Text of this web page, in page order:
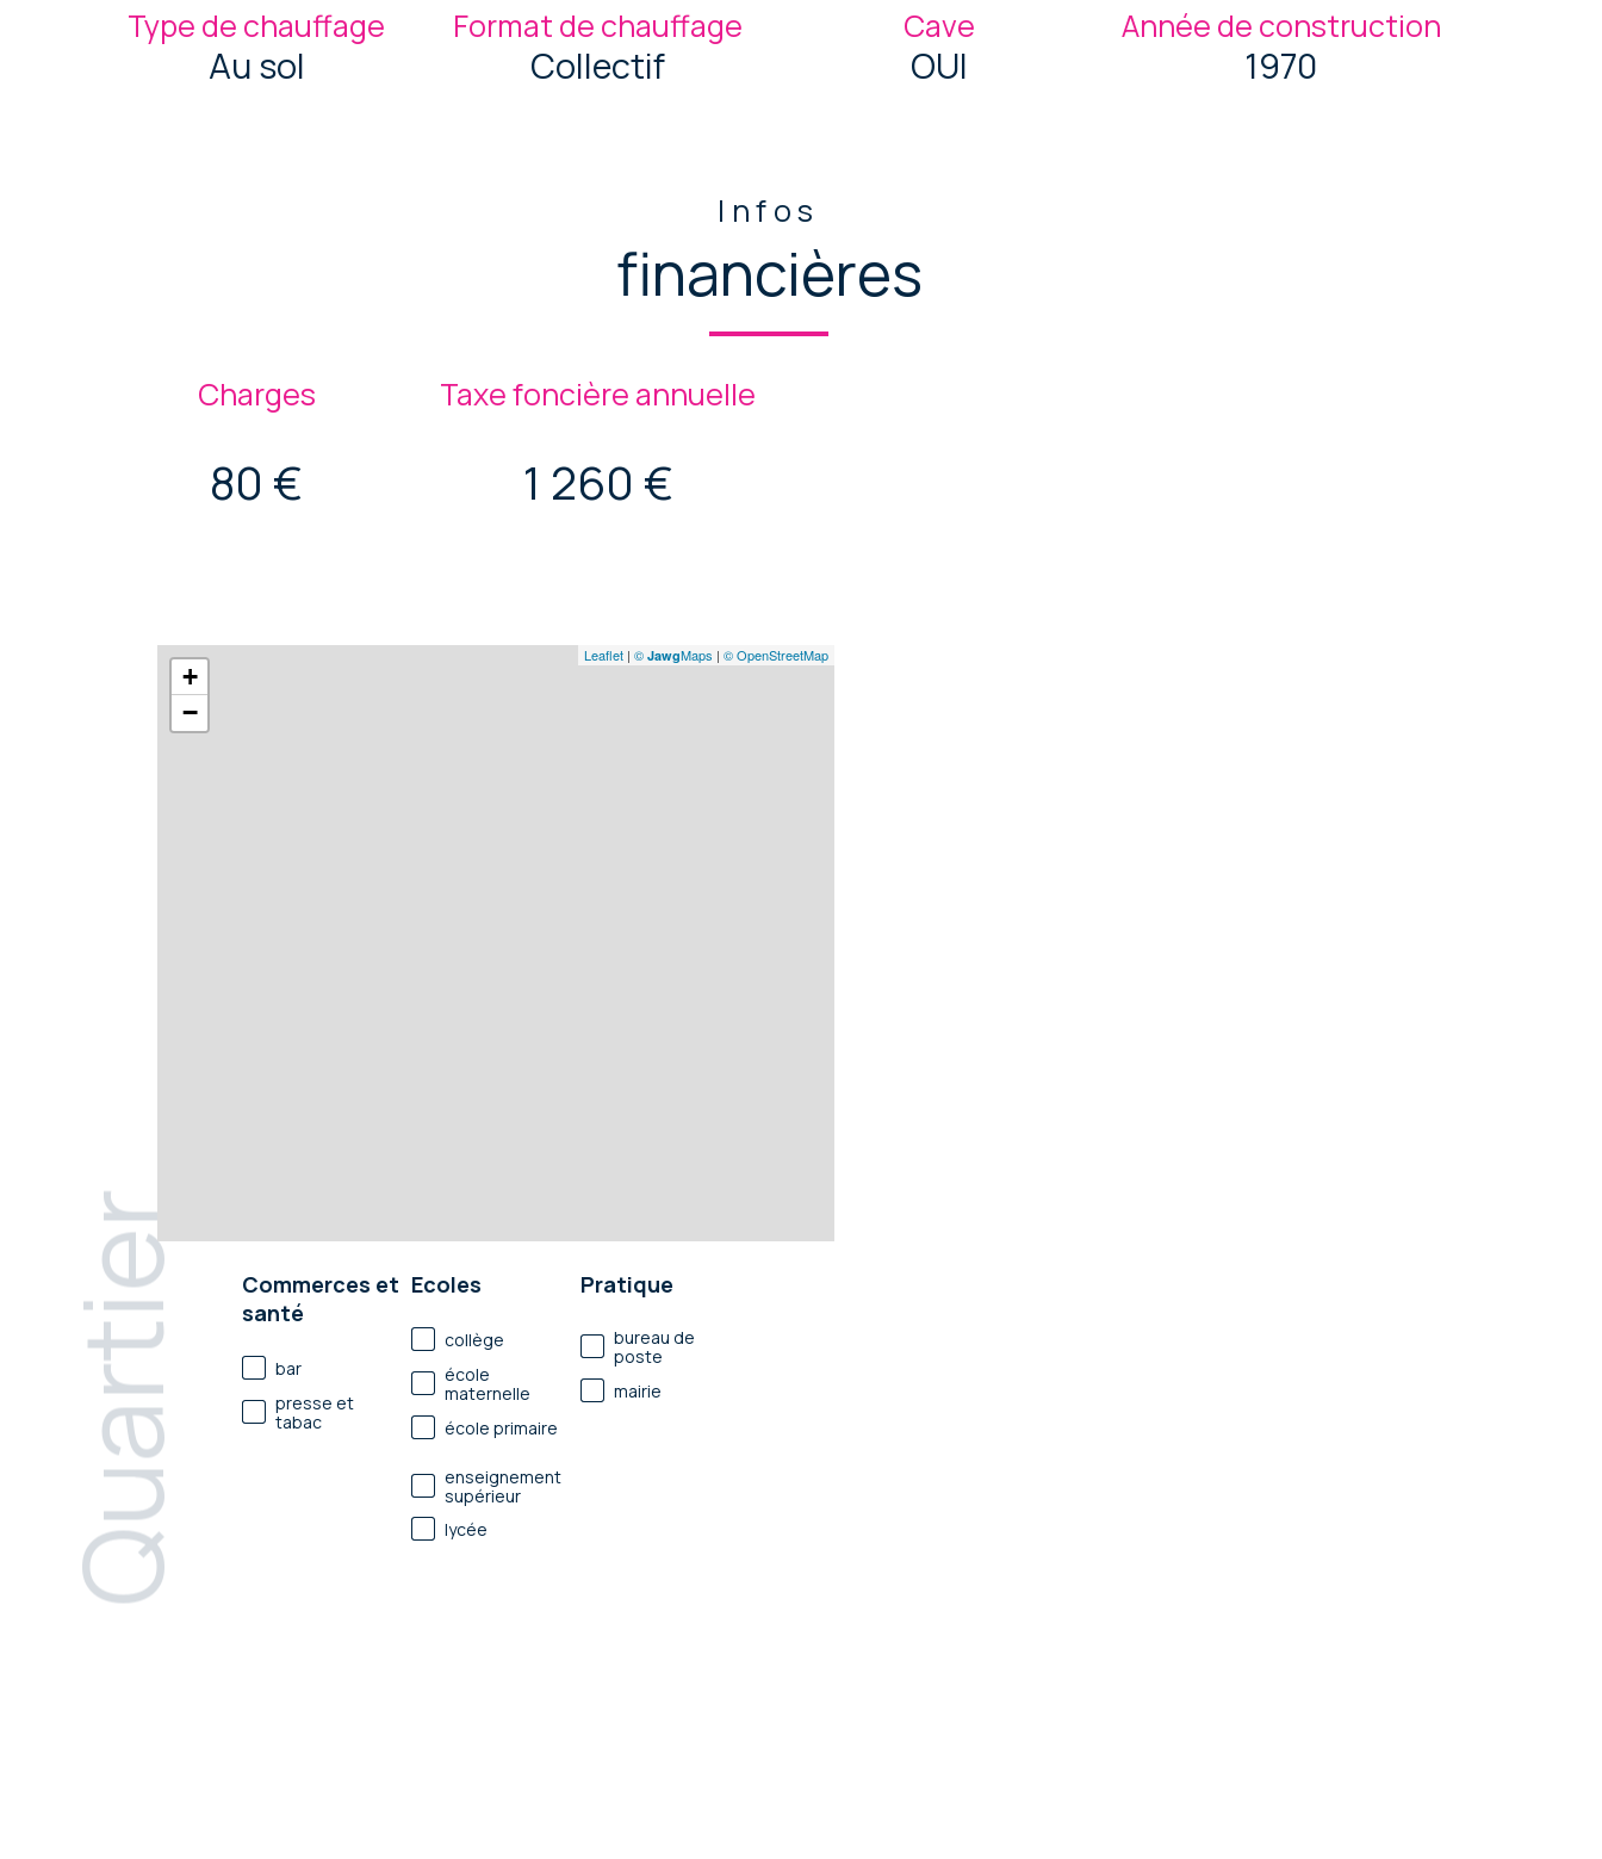
Type de chauffage
Au sol
Format de chauffage
Collectif
Cave
OUI
Année de construction
1970
Infos
financières
Charges
80 €
Taxe foncière annuelle
1 260 €
Quartier
+
−
Leaflet| © JawgMaps | © OpenStreetMap
Commerces et
santé
bar
presse et
tabac
Ecoles
collège
école
maternelle
école primaire
enseignement
supérieur
lycée
Pratique
bureau de
poste
mairie